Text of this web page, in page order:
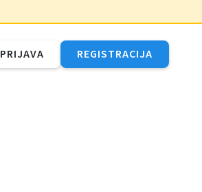
PRIJAVA REGISTRACIJA